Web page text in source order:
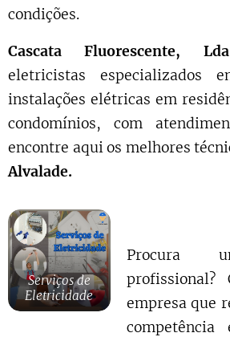
condições.
Cascata Fluorescente, Lda
eletricistas especializados
instalações elétricas em
condomínios, com
encontre aqui os melhores
Alvalade.
Serviços de
Eletricidade
Procura
profissional?
empresa que